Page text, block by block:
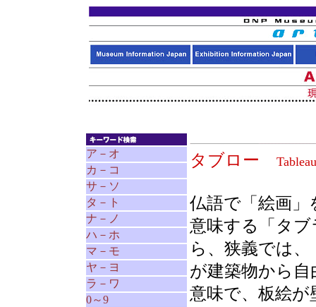
ア－オ
カ－コ
サ－ソ
タ－ト
ナ－ノ
ハ－ホ
マ－モ
ヤ－ヨ
ラ－ワ
0～9
タブロー Tableau
仏語で「絵画
意味する「タブ
ら、狭義では
が建築物から
意味で、板絵